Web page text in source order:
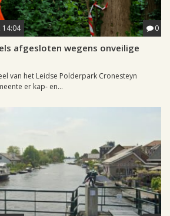
14:04 0
afgesloten wegens onveilige
van het Leidse Polderpark Cronesteyn
er kap- en...